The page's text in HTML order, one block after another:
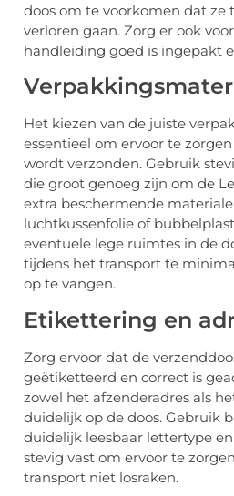
doos om te voorkomen dat ze
verloren gaan. Zorg er ook
handleiding goed is ingepakt
Het kiezen van de juiste
essentieel om ervoor te
wordt verzonden. Gebruik
die groot genoeg zijn om de
extra beschermende
luchtkussenfolie of
eventuele lege ruimtes in de
tijdens het transport te
op te vangen.
Etikettering en
Zorg ervoor dat de
geëtiketteerd en correct is
zowel het afzenderadres als
duidelijk op de doos. Gebruik
duidelijk leesbaar lettertype
stevig vast om ervoor te
transport niet losraken.